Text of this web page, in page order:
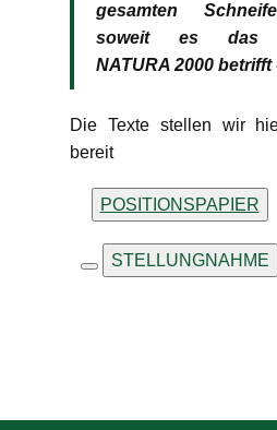
gesamten
soweit es das
NATURA 2000
Die Texte stellen wir
bereit
POSITIONSPAPIER
STELLUNGNAHME